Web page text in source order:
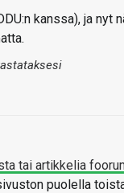
kanssa), ja nyt
tai artikkelia
puolella